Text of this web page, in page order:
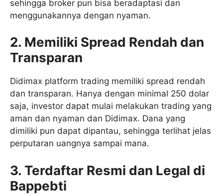
sehingga broker pun bisa beradaptasi dan
menggunakannya dengan nyaman.
2. Memiliki Spread Rendah dan
Transparan
Didimax platform trading memiliki spread rendah
dan transparan. Hanya dengan minimal 250 dolar
saja, investor dapat mulai melakukan trading yang
aman dan nyaman dan Didimax. Dana yang
dimiliki pun dapat dipantau, sehingga terlihat jelas
perputaran uangnya sampai mana.
3. Terdaftar Resmi dan Legal di
Bappebti